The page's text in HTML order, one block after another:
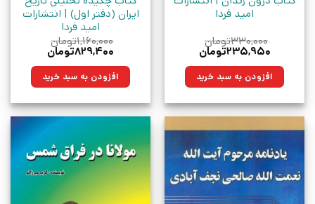
امید فردا
۳۳۰,۰۰۰تومان
قیمت
۳۳۰,۰۰۰تومان
بود.
۲۳۵,۹۵۰تومان
۲۳۵,۹۵۰تومان.افزودن به سبد خرید
ایران (دفتر اول) | انتشارات
امید فردا
۱,۱۶۰,۰۰۰تومان
قیمت
۱,۱۶۰,۰۰۰تومان
بود.
۸۲۹,۴۰۰تومان
۸۲۹,۴۰۰تومان.افزودن به سبد خرید